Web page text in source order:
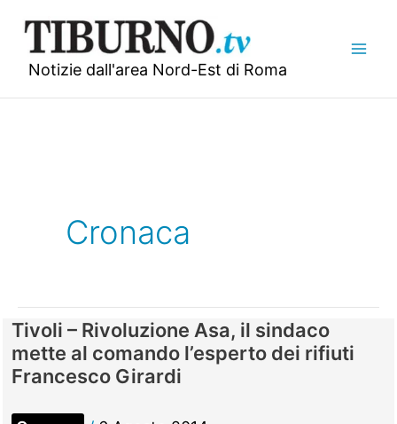
contenuto
Notizie dall'area Nord-Est di Roma
Cronaca
Tivoli – Rivoluzione Asa, il sindaco
mette al comando l’esperto dei rifiuti
Francesco Girardi